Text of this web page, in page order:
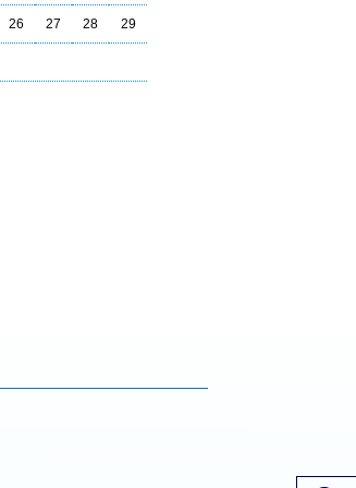
26 27 28 29